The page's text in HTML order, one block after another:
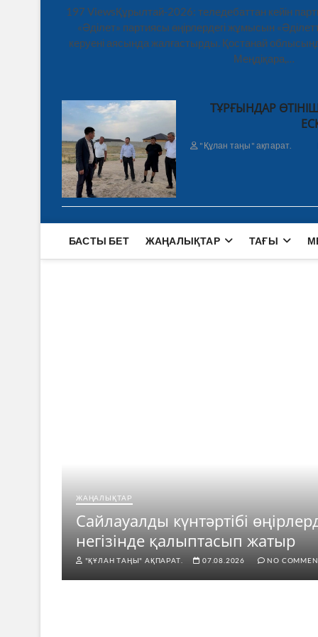
197 ViewsҚұрылтай-2026: теледебаттан кейін
«Әділет» партиясы өңірлердегі жұмысын
керуені аясында жалғастырды. Қостанай
Меңдіқара,…
ТҰРҒЫНДАР
"Құлан таңы" ақпарат.
БАСТЫ БЕТ ЖАҢАЛЫҚТАР ТАҒЫ
ЖАҢАЛЫҚТАР
Сайлауалды күнтәртібі
негізінде қалыптасып жатыр
"ҚҰЛАН ТАҢЫ" АҚПАРАТ. 07.08.2026 NO